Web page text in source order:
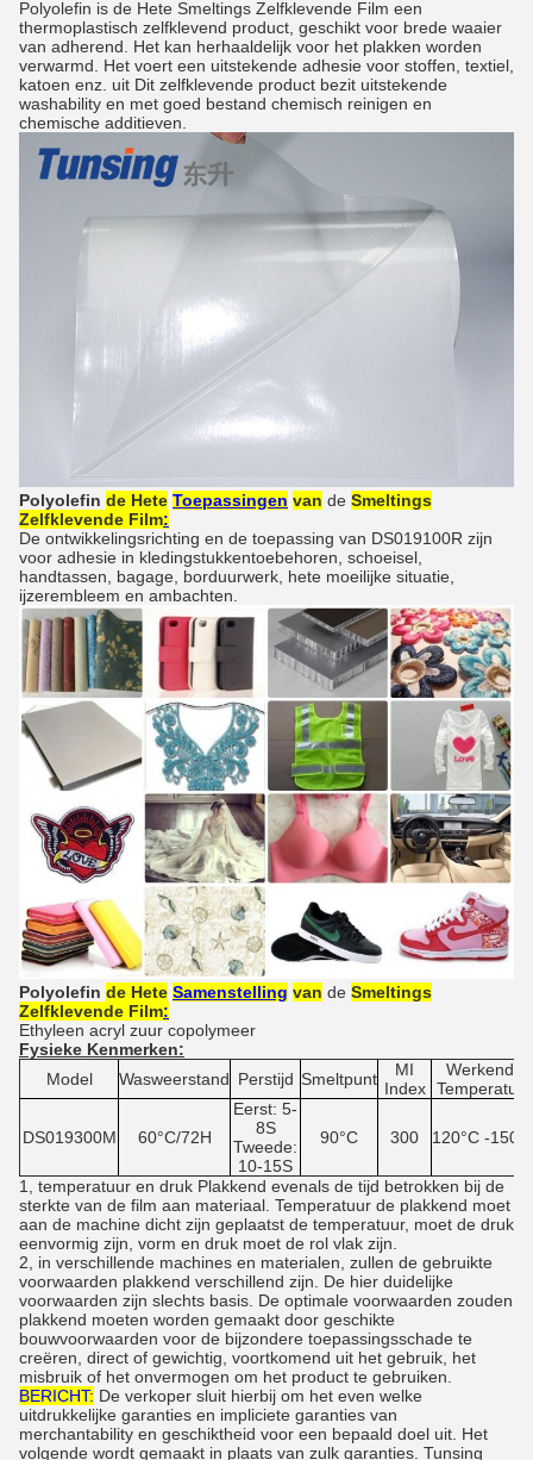
Polyolefin is de Hete Smeltings Zelfklevende Film een
thermoplastisch zelfklevend product, geschikt voor brede waaier
van adherend. Het kan herhaaldelijk voor het plakken worden
verwarmd. Het voert een uitstekende adhesie voor stoffen, textiel,
katoen enz. uit Dit zelfklevende product bezit uitstekende
washability en met goed bestand chemisch reinigen en
chemische additieven.
Polyolefin de Hete Toepassingen van de Smeltings
Zelfklevende Film:
De ontwikkelingsrichting en de toepassing van DS019100R zijn
voor adhesie in kledingstukkentoebehoren, schoeisel,
handtassen, bagage, borduurwerk, hete moeilijke situatie,
ijzerembleem en ambachten.
Polyolefin de Hete Samenstelling van de Smeltings
Zelfklevende Film:
Ethyleen acryl zuur copolymeer
Fysieke Kenmerken:
Model
Wasweerstand Perstijd Smeltpunt
MI
Index
Werkende
Temperatuur
DS019300M 60°C/72H
Eerst: 5-
8S
Tweede:
10-15S
90°C 300 120°C -
1, temperatuur en druk Plakkend evenals de tijd betrokken bij de
sterkte van de film aan materiaal. Temperatuur de plakkend moet
aan de machine dicht zijn geplaatst de temperatuur, moet de druk
eenvormig zijn, vorm en druk moet de rol vlak zijn.
2, in verschillende machines en materialen, zullen de gebruikte
voorwaarden plakkend verschillend zijn. De hier duidelijke
voorwaarden zijn slechts basis. De optimale voorwaarden zouden
plakkend moeten worden gemaakt door geschikte
bouwvoorwaarden voor de bijzondere toepassingsschade te
creëren, direct of gewichtig, voortkomend uit het gebruik, het
misbruik of het onvermogen om het product te gebruiken.
BERICHT: De verkoper sluit hierbij om het even welke
uitdrukkelijke garanties en impliciete garanties van
merchantability en geschiktheid voor een bepaald doel uit. Het
volgende wordt gemaakt in plaats van zulk garanties. Tunsing